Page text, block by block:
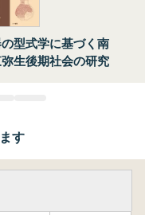
型式学に基づく南
弥生後期社会の研究
す